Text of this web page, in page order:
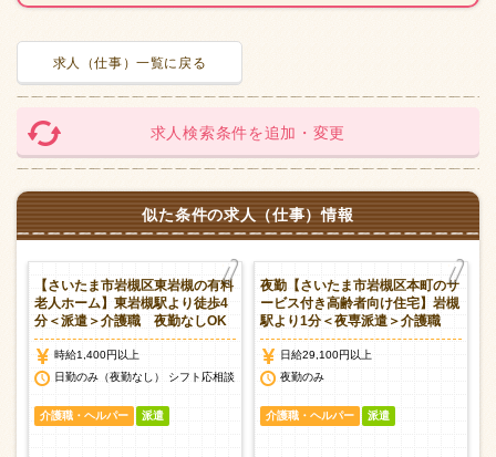
求人（仕事）一覧に戻る
求人検索条件を追加・変更
似た条件の求人（仕事）情報
【さいたま市岩槻区東岩槻の有料
老人ホーム】東岩槻駅より徒歩4
分＜派遣＞介護職 夜勤なしOK
時給1,400円以上
日勤のみ（夜勤なし） シフト応相談
介護職・ヘルパー 派遣
夜勤【さいたま市岩槻区本町のサ
ービス付き高齢者向け住宅】岩槻
駅より1分＜夜専派遣＞介護職
日給29,100円以上
夜勤のみ
介護職・ヘルパー 派遣